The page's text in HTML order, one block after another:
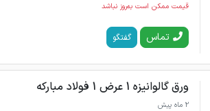
قیمت ممکن است به‌روز نباشد
تماس گفتگو
ورق گالوانیزه 1 عرض 1 فولاد مبارکه
2 ماه پیش